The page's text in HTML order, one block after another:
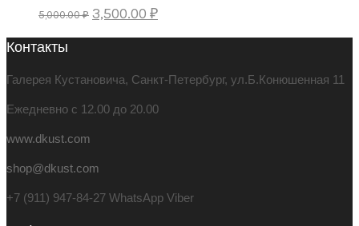
5,000.00 ₽ Первоначальная
3,500.00 ₽Текущая
Контакты
Галерея Кустановича, Санкт-Петербург, ул.Б.Конюшенная 11
Ежедневно с 12.00 до 20.00
www.dkust.com
shop@dkust.com
+7 (911) 947-84-27 WhatsApp Viber